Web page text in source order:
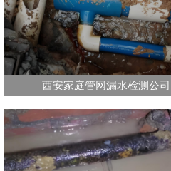
西安家庭管网漏水检测公司